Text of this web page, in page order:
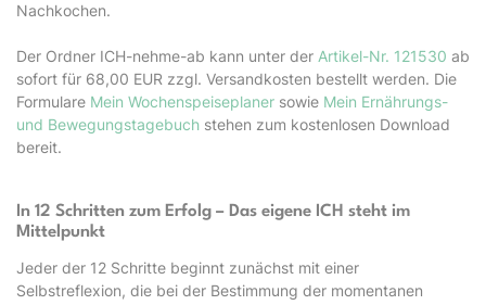
Nachkochen.
Der Ordner ICH-nehme-ab kann unter der Artikel-Nr. 121530 ab
sofort für 68,00 EUR zzgl. Versandkosten bestellt werden. Die
Formulare Mein Wochenspeiseplaner sowie Mein Ernährungs-
und Bewegungstagebuch stehen zum kostenlosen Download
bereit.
In 12 Schritten zum Erfolg – Das eigene ICH steht im
Mittelpunkt
Jeder der 12 Schritte beginnt zunächst mit einer
Selbstreflexion, die bei der Bestimmung der momentanen